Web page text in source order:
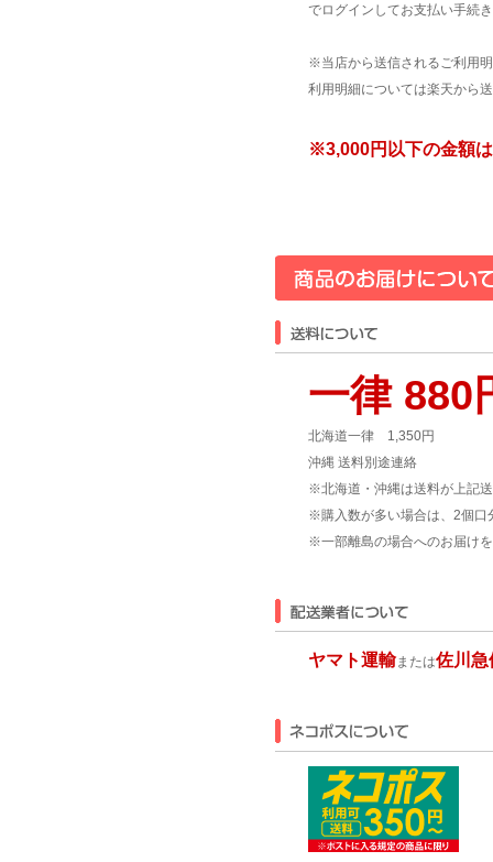
でログインしてお支払い手続
※当店から送信されるご利用
利用明細については楽天から
※3,000円以下の金額
一律 880
北海道一律 1,350円
沖縄 送料別途連絡
※北海道・沖縄は送料が上記
※購入数が多い場合は、2個口
※一部離島の場合へのお届け
ヤマト運輸または佐川急